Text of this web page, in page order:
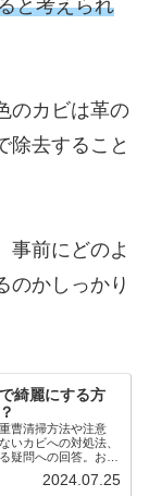
と考えられ
のカビは革の
除去すること
事前にどのよ
のかしっかり
綺麗にする方
曹清掃方法や注意
いカビへの対処法、
疑問への回答。おす
たガイド。2024.07.25